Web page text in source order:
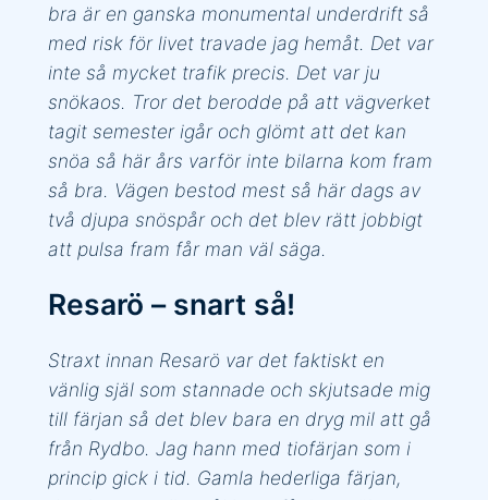
bra är en ganska monumental underdrift så
med risk för livet travade jag hemåt. Det var
inte så mycket trafik precis. Det var ju
snökaos. Tror det berodde på att vägverket
tagit semester igår och glömt att det kan
snöa så här års varför inte bilarna kom fram
så bra. Vägen bestod mest så här dags av
två djupa snöspår och det blev rätt jobbigt
att pulsa fram får man väl säga.
Resarö – snart så!
Straxt innan Resarö var det faktiskt en
vänlig själ som stannade och skjutsade mig
till färjan så det blev bara en dryg mil att gå
från Rydbo. Jag hann med tiofärjan som i
princip gick i tid. Gamla hederliga färjan,